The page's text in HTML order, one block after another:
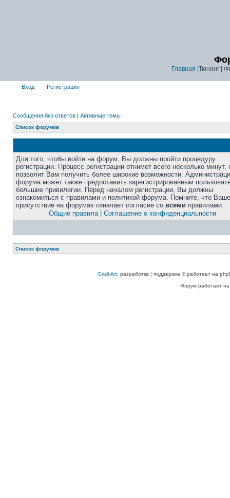
Главная |Тюнинг |
Вход Регистрация
Сообщения без ответов | Активные темы
Список форумов
Для того, чтобы войти на форум, Вы должны пройти процедуру
регистрации. Процесс регистрации отнимет всего несколько минут,
позволит Вам получить более широкие возможности.
форума может также предоставить зарегистрированным
большие привилегии. Перед началом регистрации, Вы должны
ознакомиться с правилами и политикой форума. Помните, что Ваше
присутствие на форумах означает согласие со всеми правилами.
Общие правила| Соглашение о конфиденциальности
Список форумов
Grizli-Art: разработка | поддержка © работает на
Форум работает